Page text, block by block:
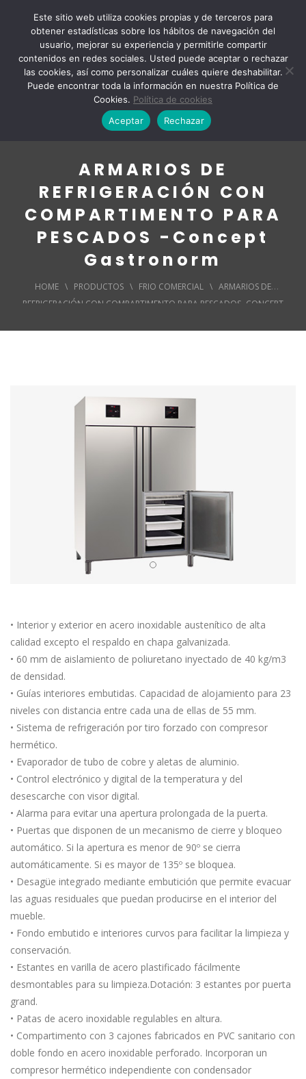
ARMARIOS DE
REFRIGERACIÓN CON
COMPARTIMENTO PARA
PESCADOS -Concept
Gastronorm
HOME \ PRODUCTOS \ FRIO COMERCIAL \ ARMARIOS DE
REFRIGERACIÓN CON COMPARTIMENTO PARA PESCADOS -CONCEPT
• Interior y exterior en acero inoxidable austenítico de alta
calidad excepto el respaldo en chapa galvanizada.
• 60 mm de aislamiento de poliuretano inyectado de 40 kg/m3
de densidad.
• Guías interiores embutidas. Capacidad de alojamiento para 23
niveles con distancia entre cada una de ellas de 55 mm.
• Sistema de refrigeración por tiro forzado con compresor
hermético.
• Evaporador de tubo de cobre y aletas de aluminio.
• Control electrónico y digital de la temperatura y del
desescarche con visor digital.
• Alarma para evitar una apertura prolongada de la puerta.
• Puertas que disponen de un mecanismo de cierre y bloqueo
automático. Si la apertura es menor de 90º se cierra
automáticamente. Si es mayor de 135º se bloquea.
• Desagüe integrado mediante embutición que permite evacuar
las aguas residuales que puedan producirse en el interior del
mueble.
• Fondo embutido e interiores curvos para facilitar la limpieza y
conservación.
• Estantes en varilla de acero plastificado fácilmente
desmontables para su limpieza.Dotación: 3 estantes por puerta
grand.
• Patas de acero inoxidable regulables en altura.
• Compartimento con 3 cajones fabricados en PVC sanitario con
doble fondo en acero inoxidable perforado. Incorporan un
compresor hermético independiente con condensador
Este sitio web utiliza cookies propias y de terceros para
obtener estadísticas sobre los hábitos de navegación del
usuario, mejorar su experiencia y permitirle compartir
contenidos en redes sociales. Usted puede aceptar o rechazar
las cookies, así como personalizar cuáles quiere deshabilitar.
Puede encontrar toda la información en nuestra Política de
Cookies. Política de cookies
Aceptar
Rechazar